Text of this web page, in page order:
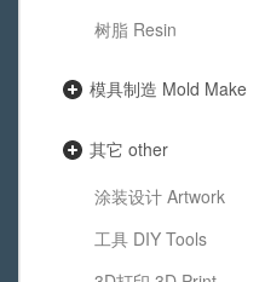
树脂 Resin
模具制造 Mold Make
其它 other
涂装设计 Artwork
工具 DIY Tools